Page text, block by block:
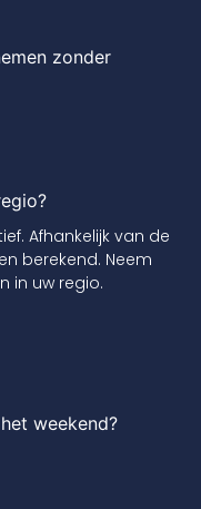
zonder
Afhankelijk van de
berekend. Neem
in uw regio.
weekend?